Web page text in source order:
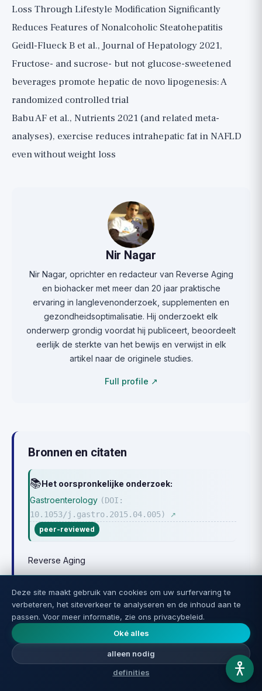
Loss Through Lifestyle Modification Significantly
Reduces Features of Nonalcoholic Steatohepatitis
Geidl-Flueck B et al., Journal of Hepatology 2021,
Fructose- and sucrose- but not glucose-sweetened
beverages promote hepatic de novo lipogenesis: A
randomized controlled trial
Babu AF et al., Nutrients 2021 (and related meta-
analyses), exercise reduces intrahepatic fat in NAFLD
even without weight loss
Nir Nagar
Nir Nagar, oprichter en redacteur van Reverse Aging
en biohacker met meer dan 20 jaar praktische
ervaring in langlevenonderzoek, supplementen en
gezondheidsoptimalisatie. Hij onderzoekt elk
onderwerp grondig voordat hij publiceert, beoordeelt
eerlijk de sterkte van het bewijs en verwijst in elk
artikel naar de originele studies.
Full profile ↗
Bronnen en citaten
📚Het oorspronkelijke onderzoek:
Gastroenterology (DOI:
10.1053/j.gastro.2015.04.005)
↗
peer-reviewed
Reverse Aging
Deel het artikel:
Kopieer link
Deze site maakt gebruik van cookies om uw surfervaring te
verbeteren, het siteverkeer te analyseren en de inhoud aan te
passen. Voor meer informatie, zie ons privacybeleid.
Oké alles
alleen nodig
definities